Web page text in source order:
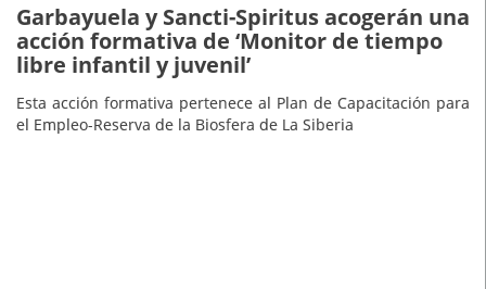
Garbayuela y Sancti-Spiritus acogerán una
acción formativa de ‘Monitor de tiempo
libre infantil y juvenil’
Esta acción formativa pertenece al Plan de Capacitación para
el Empleo-Reserva de la Biosfera de La Siberia